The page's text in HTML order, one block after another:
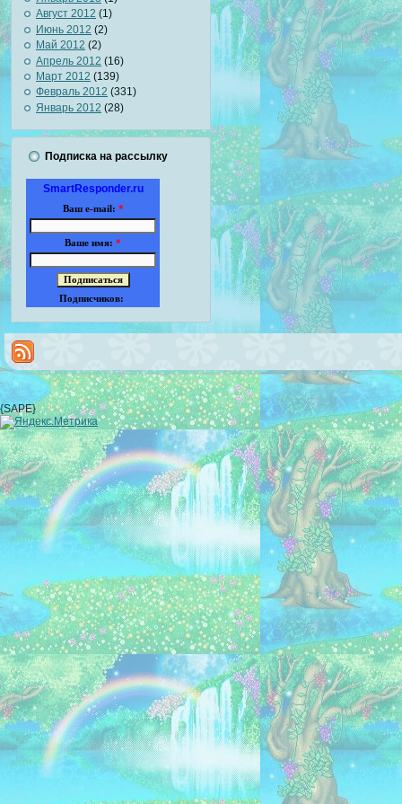
Август 2012 (1)
Июнь 2012 (2)
Май 2012 (2)
Апрель 2012 (16)
Март 2012 (139)
Февраль 2012 (331)
Январь 2012 (28)
Подписка на рассылку
SmartResponder.ru
Ваш e-mail: *
Ваше имя: *
Подписчиков:
{SAPE}